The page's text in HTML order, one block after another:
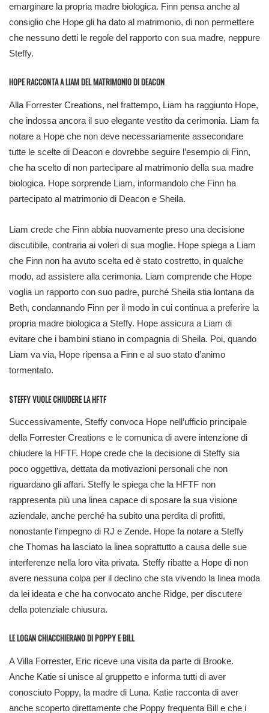
emarginare la propria madre biologica. Finn pensa anche al
consiglio che Hope gli ha dato al matrimonio, di non permettere
che nessuno detti le regole del rapporto con sua madre, neppure
Steffy.
HOPE RACCONTA A LIAM DEL MATRIMONIO DI DEACON
Alla Forrester Creations, nel frattempo, Liam ha raggiunto Hope,
che indossa ancora il suo elegante vestito da cerimonia. Liam fa
notare a Hope che non deve necessariamente assecondare
tutte le scelte di Deacon e dovrebbe seguire l’esempio di Finn,
che ha scelto di non partecipare al matrimonio della sua madre
biologica. Hope sorprende Liam, informandolo che Finn ha
partecipato al matrimonio di Deacon e Sheila.
Liam crede che Finn abbia nuovamente preso una decisione
discutibile, contraria ai voleri di sua moglie. Hope spiega a Liam
che Finn non ha avuto scelta ed è stato costretto, in qualche
modo, ad assistere alla cerimonia. Liam comprende che Hope
voglia un rapporto con suo padre, purché Sheila stia lontana da
Beth, condannando Finn per il modo in cui continua a preferire la
propria madre biologica a Steffy. Hope assicura a Liam di
evitare che i bambini stiano in compagnia di Sheila. Poi, quando
Liam va via, Hope ripensa a Finn e al suo stato d’animo
tormentato.
STEFFY VUOLE CHIUDERE LA HFTF
Successivamente, Steffy convoca Hope nell’ufficio principale
della Forrester Creations e le comunica di avere intenzione di
chiudere la HFTF. Hope crede che la decisione di Steffy sia
poco oggettiva, dettata da motivazioni personali che non
riguardano gli affari. Steffy le spiega che la HFTF non
rappresenta più una linea capace di sposare la sua visione
aziendale, anche perché ha subito una perdita di profitti,
nonostante l’impegno di RJ e Zende. Hope fa notare a Steffy
che Thomas ha lasciato la linea soprattutto a causa delle sue
interferenze nella loro vita privata. Steffy ribatte a Hope di non
avere nessuna colpa per il declino che sta vivendo la linea moda
da lei ideata e che ha convocato anche Ridge, per discutere
della potenziale chiusura.
LE LOGAN CHIACCHIERANO DI POPPY E BILL
A Villa Forrester, Eric riceve una visita da parte di Brooke.
Anche Katie si unisce al gruppetto e informa tutti di aver
conosciuto Poppy, la madre di Luna. Katie racconta di aver
anche scoperto direttamente che Poppy frequenta Bill e che i